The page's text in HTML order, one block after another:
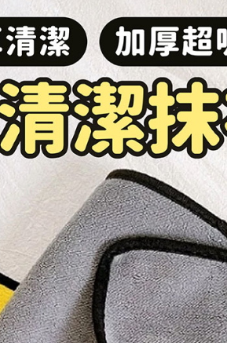
每筆NT$120，滿NT$1,999(含以上)免運費